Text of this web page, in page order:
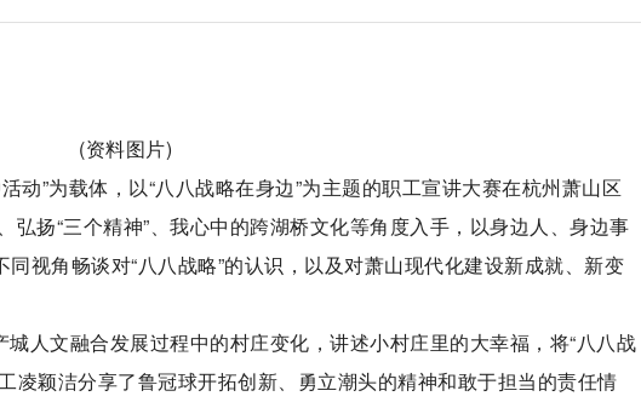
(资料图片)
动”为载体，以“八八战略在身边”为主题的职工宣讲大赛在杭州萧山区
弘扬“三个精神”、我心中的跨湖桥文化等角度入手，以身边人、身边事
视角畅谈对“八八战略”的认识，以及对萧山现代化建设新成就、新变
人文融合发展过程中的村庄变化，讲述小村庄里的大幸福，将“八八战
凌颖洁分享了鲁冠球开拓创新、勇立潮头的精神和敢于担当的责任情